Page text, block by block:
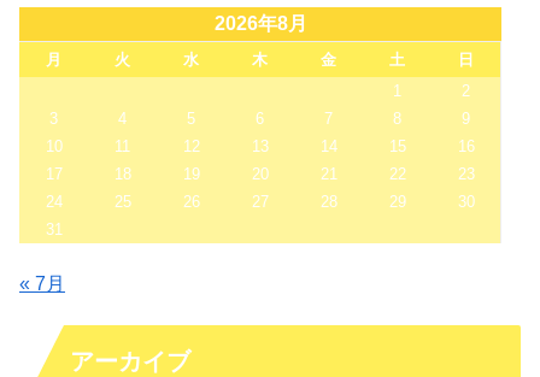
2026年8月
月 火 水 木 金 土
日
1
2
3
4 5 6 7 8
9
10
11 12 13 14 15
16
17
18 19 20 21 22
23
24
25 26 27 28 29
30
31
« 7月
アーカイブ